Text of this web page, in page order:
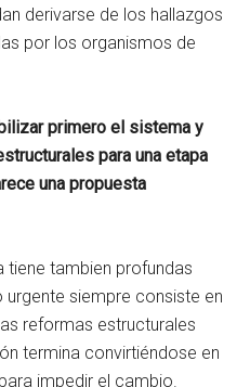
derivarse de los hallazgos
por los organismos de
primero el sistema y
para una etapa
una propuesta
tiene tambien profundas
siempre consiste en
reformas estructurales
termina convirtiéndose en
impedir el cambio.